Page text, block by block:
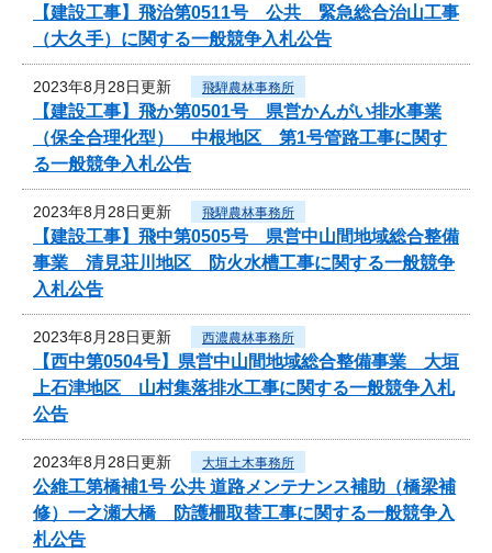
【建設工事】飛治第0511号 公共 緊急総合治山工事
（大久手）に関する一般競争入札公告
2023年8月28日更新 飛騨農林事務所
【建設工事】飛か第0501号 県営かんがい排水事業
（保全合理化型） 中根地区 第1号管路工事に関す
る一般競争入札公告
2023年8月28日更新 飛騨農林事務所
【建設工事】飛中第0505号 県営中山間地域総合整備
事業 清見荘川地区 防火水槽工事に関する一般競争
入札公告
2023年8月28日更新 西濃農林事務所
【西中第0504号】県営中山間地域総合整備事業 大垣
上石津地区 山村集落排水工事に関する一般競争入札
公告
2023年8月28日更新 大垣土木事務所
公維工第橋補1号 公共 道路メンテナンス補助（橋梁補
修）一之瀬大橋 防護柵取替工事に関する一般競争入
札公告